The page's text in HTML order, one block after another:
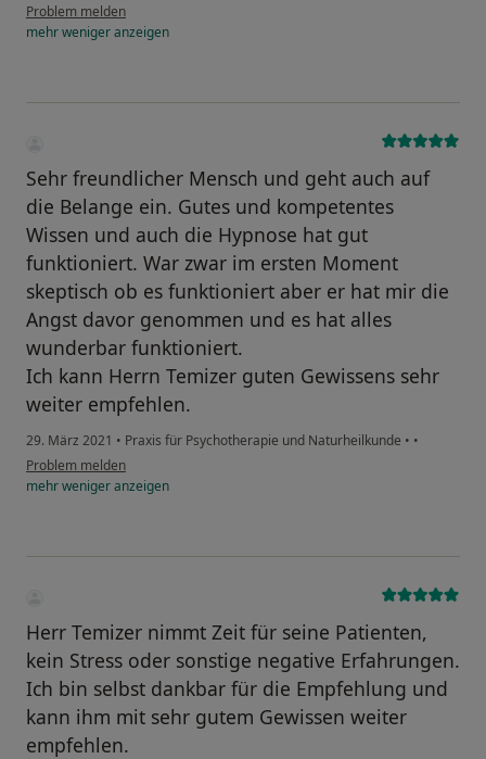
Problem melden
mehrwenigeranzeigen
Sehr freundlicher Mensch und geht auch auf
die Belange ein. Gutes und kompetentes
Wissen und auch die Hypnose hat gut
funktioniert. War zwar im ersten Moment
skeptisch ob es funktioniert aber er hat mir die
Angst davor genommen und es hat alles
wunderbar funktioniert.
Ich kann Herrn Temizer guten Gewissens sehr
weiter empfehlen.
29. März 2021 • Praxis für Psychotherapie und Naturheilkunde • •
Problem melden
mehrwenigeranzeigen
Herr Temizer nimmt Zeit für seine Patienten,
kein Stress oder sonstige negative Erfahrungen.
Ich bin selbst dankbar für die Empfehlung und
kann ihm mit sehr gutem Gewissen weiter
empfehlen.